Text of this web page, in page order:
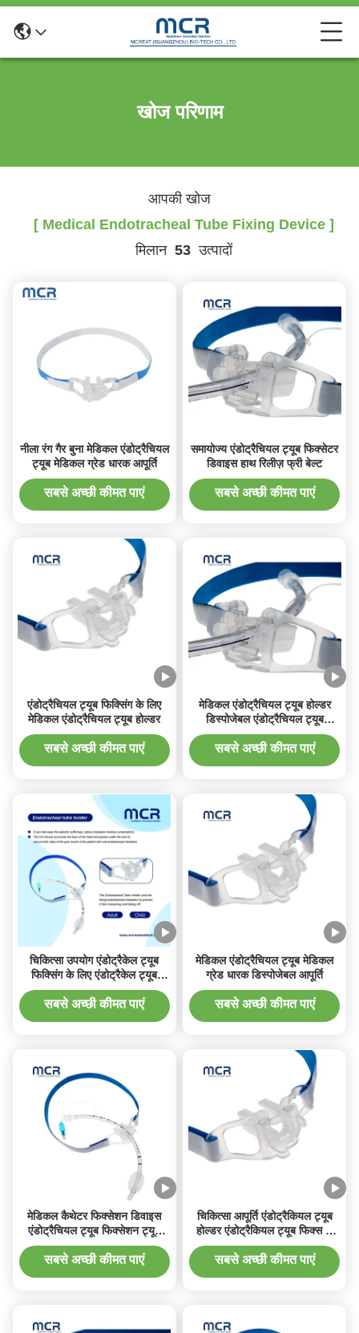
खोज परिणाम
आपकी खोज
[ Medical Endotracheal Tube Fixing Device ]
मिलान 53उत्पादों
नीला रंग गैर बुना मेडिकल एंडोट्रैचियल
ट्यूब मेडिकल ग्रेड धारक आपूर्ति
सबसे अच्छी कीमत पाएं
समायोज्य एंडोट्रैचियल ट्यूब फिक्सेटर
डिवाइस हाथ रिलीज़ फ्री बेल्ट
सबसे अच्छी कीमत पाएं
एंडोट्रैचियल ट्यूब फिक्सिंग के लिए
मेडिकल एंडोट्रैचियल ट्यूब होल्डर
सबसे अच्छी कीमत पाएं
मेडिकल एंडोट्रैचियल ट्यूब होल्डर
डिस्पोजेबल एंडोट्रैचियल ट्यूब
फिक्सेटर
सबसे अच्छी कीमत पाएं
चिकित्सा उपयोग एंडोट्रैकेल ट्यूब
फिक्सिंग के लिए एंडोट्रैकेल ट्यूब
धारक
सबसे अच्छी कीमत पाएं
मेडिकल एंडोट्रैचियल ट्यूब मेडिकल
ग्रेड धारक डिस्पोजेबल आपूर्ति
सबसे अच्छी कीमत पाएं
मेडिकल कैथेटर फिक्सेशन डिवाइस
एंडोट्रैचियल ट्यूब फिक्सेशन ट्यूब
धारक
सबसे अच्छी कीमत पाएं
चिकित्सा आपूर्ति एंडोट्रैकियल ट्यूब
होल्डर एंडोट्रैकियल ट्यूब फिक्स के
लिए उपयोग
सबसे अच्छी कीमत पाएं